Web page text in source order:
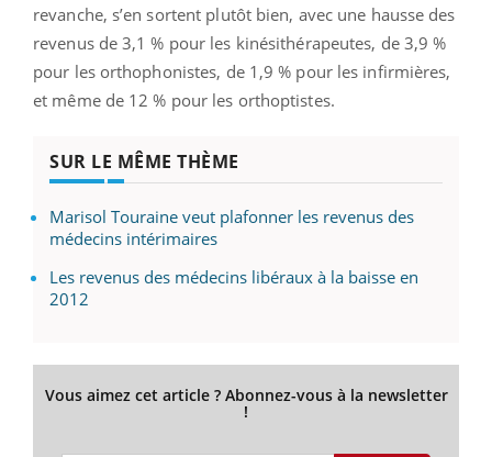
revanche, s’en sortent plutôt bien, avec une hausse des
revenus de 3,1 % pour les kinésithérapeutes, de 3,9 %
pour les orthophonistes, de 1,9 % pour les infirmières,
et même de 12 % pour les orthoptistes.
SUR LE MÊME THÈME
Marisol Touraine veut plafonner les revenus des
médecins intérimaires
Les revenus des médecins libéraux à la baisse en
2012
Vous aimez cet article ? Abonnez-vous à la newsletter
!